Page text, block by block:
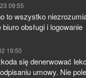
09:55
to wszystko
obsługi i logowanie
19:50
się denerwować
umowy. Nie